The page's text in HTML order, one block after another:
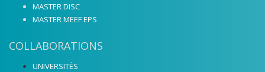
MASTER DISC
MASTER MEEF EPS
COLLABORATIONS
UNIVERSITÉS